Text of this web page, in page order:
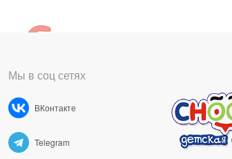
Мы в соц сетях
ВКонтакте
Telegram